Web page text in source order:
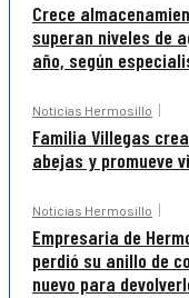
Crece
superan niveles de
año, según
Noticias Hermosillo
Familia Villegas
abejas y promueve
Noticias Hermosillo
Empresaria de
perdió su anillo de
nuevo para